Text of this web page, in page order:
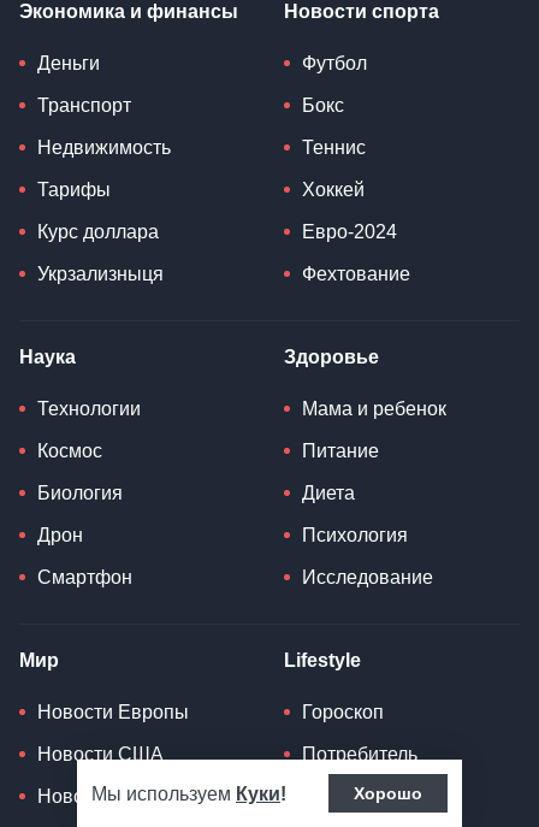
Мы используем Куки! Хорошо
Экономика и финансы
Деньги
Транспорт
Недвижимость
Тарифы
Курс доллара
Укрзализныця
Новости спорта
Футбол
Бокс
Теннис
Хоккей
Евро-2024
Фехтование
Наука
Технологии
Космос
Биология
Дрон
Смартфон
Здоровье
Мама и ребенок
Питание
Диета
Психология
Исследование
Мир
Новости Европы
Новости США
Новости России
Lifestyle
Гороскоп
Потребитель